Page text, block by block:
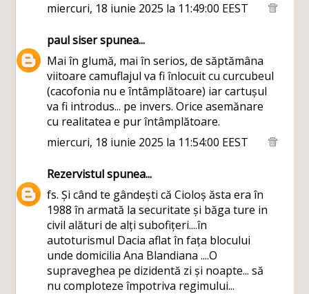
miercuri, 18 iunie 2025 la 11:49:00 EEST
paul siserspunea...
Mai în glumă, mai în serios, de săptămâna
viitoare camuflajul va fi înlocuit cu curcubeul
(cacofonia nu e întâmplătoare) iar cartușul
va fi introdus... pe invers. Orice asemănare
cu realitatea e pur întâmplătoare.
miercuri, 18 iunie 2025 la 11:54:00 EEST
Rezervistulspunea...
fs. Și când te gândești că Cioloș ăsta era în
1988 în armată la securitate și băga ture in
civil alături de alți subofițeri....în
autoturismul Dacia aflat în fața blocului
unde domicilia Ana Blandiana ....O
supraveghea pe dizidentă zi și noapte... să
nu comploteze împotriva regimului...